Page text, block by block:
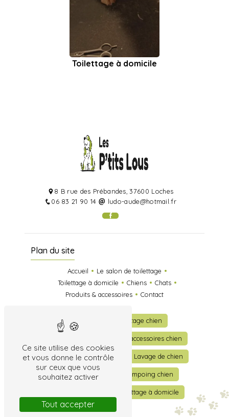
Toilettage à domicile
8 B rue des Prébandes, 37600 Loches
06 83 21 90 14
ludo-aude@hotmail.fr
Plan du site
Accueil
Le salon de toilettage
Toilettage à domicile
Chiens
Chats
Produits & accessoires
Contact
Toilettage Toilettage chien
Vente accessoires chien
Vente accessoires chat Lavage de chien
Lavage de chat Shampoing chien
Toilettage à domicile
Ce site utilise des cookies
et vous donne le contrôle
sur ceux que vous
souhaitez activer
Tout accepter